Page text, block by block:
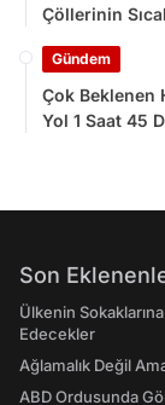
Çöllerinin
Gündem
Çok Beklenen
Yol 1 Saat 45
Son
Ülkenin
Edecekler
Ağlamalık Değil
ABD Ordusunda